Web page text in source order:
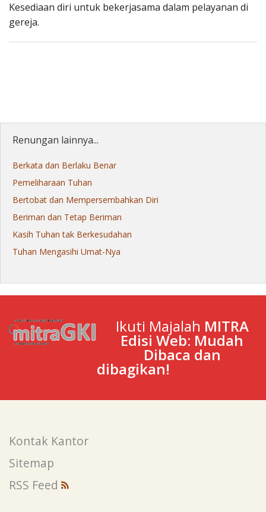
Kesediaan diri untuk bekerjasama dalam pelayanan di
gereja.
Renungan lainnya...
Berkata dan Berlaku Benar
Pemeliharaan Tuhan
Bertobat dan Mempersembahkan Diri
Beriman dan Tetap Beriman
Kasih Tuhan tak Berkesudahan
Tuhan Mengasihi Umat-Nya
Ikuti Majalah MITRA
Edisi Web: Mudah
Dibaca dan
dibagikan!
Kontak Kantor
Sitemap
RSS Feed